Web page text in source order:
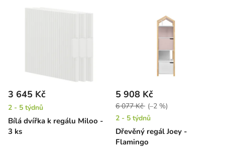
Bílá dvířka k regálu Miloo -
3 ks
3 645 Kč
2 - 5 týdnů
Dřevěný regál Joey -
Flamingo
5 908 Kč
6 077 Kč (–2 %)
2 - 5 týdnů